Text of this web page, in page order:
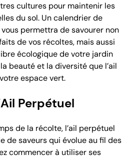
cultures pour maintenir les
du sol. Un calendrier de
permettra de savourer non
de vos récoltes, mais aussi
écologique de votre jardin
beauté et la diversité que l’ail
espace vert.
Perpétuel
de la récolte, l’ail perpétuel
de saveurs qui évolue au fil des
commencer à utiliser ses